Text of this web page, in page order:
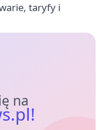
taryfy i
na